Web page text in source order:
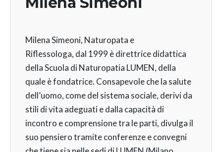
Milena Simeoni, Naturopata e
Riflessologa, dal 1999 è direttrice didattica
della Scuola di Naturopatia LUMEN, della
quale è fondatrice. Consapevole che la salute
dell’uomo, come del sistema sociale, derivi da
stili di vita adeguati e dalla capacità di
incontro e comprensione tra le parti, divulga il
suo pensiero tramite conferenze e convegni